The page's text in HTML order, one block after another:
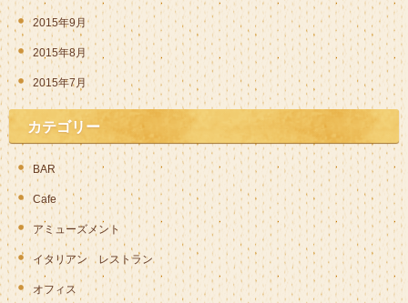
2015年9月
2015年8月
2015年7月
カテゴリー
BAR
Cafe
アミューズメント
イタリアン レストラン
オフィス